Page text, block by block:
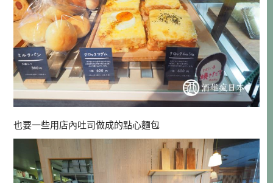
也要一些用店內吐司做成的點心麵包